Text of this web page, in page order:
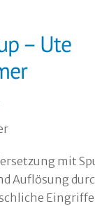
– Ute
mit
Auflösung